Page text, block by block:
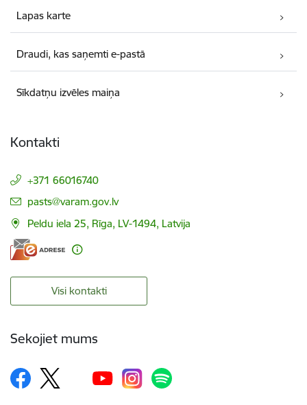
Lapas karte
Draudi, kas saņemti e-pastā
Sīkdatņu izvēles maiņa
Kontakti
+371 66016740
E-pasts:
pasts@varam.gov.lv
Peldu iela 25, Rīga, LV-1494, Latvija
Visi kontakti
Sekojiet mums